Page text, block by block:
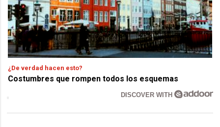
¿De verdad hacen esto?
Costumbres que rompen todos los esquemas
DISCOVER WITH